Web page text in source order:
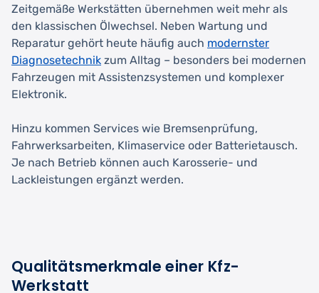
Zeitgemäße Werkstätten übernehmen weit mehr als
den klassischen Ölwechsel. Neben Wartung und
Reparatur gehört heute häufig auch modernster
Diagnosetechnik zum Alltag – besonders bei modernen
Fahrzeugen mit Assistenzsystemen und komplexer
Elektronik.
Hinzu kommen Services wie Bremsenprüfung,
Fahrwerksarbeiten, Klimaservice oder Batterietausch.
Je nach Betrieb können auch Karosserie- und
Lackleistungen ergänzt werden.
Qualitätsmerkmale einer Kfz-
Werkstatt